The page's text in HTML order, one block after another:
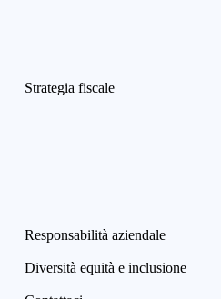
Strategia fiscale
Responsabilità aziendale
Diversità equità e inclusione